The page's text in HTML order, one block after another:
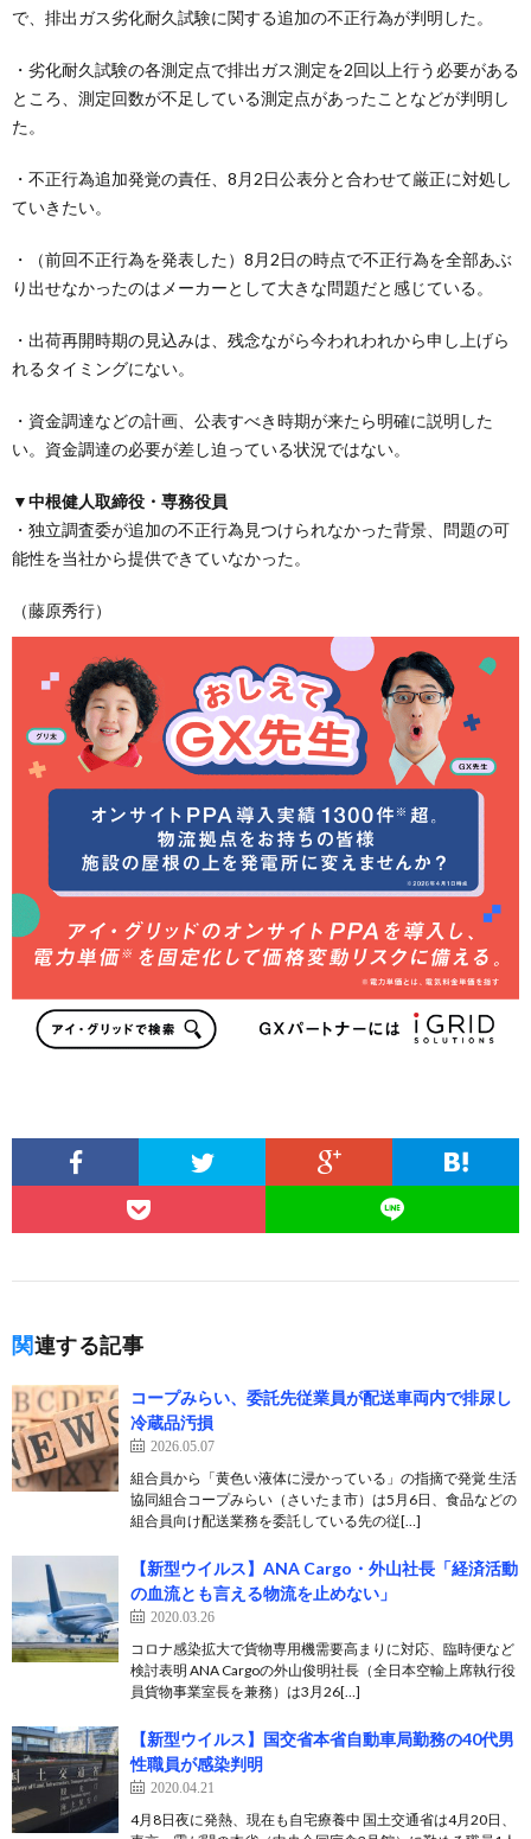
で、排出ガス劣化耐久試験に関する追加の不正行為が判明した。
・劣化耐久試験の各測定点で排出ガス測定を2回以上行う必要がある
ところ、測定回数が不足している測定点があったことなどが判明し
た。
・不正行為追加発覚の責任、8月2日公表分と合わせて厳正に対処し
ていきたい。
・（前回不正行為を発表した）8月2日の時点で不正行為を全部あぶ
り出せなかったのはメーカーとして大きな問題だと感じている。
・出荷再開時期の見込みは、残念ながら今われわれから申し上げら
れるタイミングにない。
・資金調達などの計画、公表すべき時期が来たら明確に説明した
い。資金調達の必要が差し迫っている状況ではない。
▼中根健人取締役・専務役員
・独立調査委が追加の不正行為見つけられなかった背景、問題の可
能性を当社から提供できていなかった。
（藤原秀行）
関連する記事
コープみらい、委託先従業員が配送車両内で排尿し
冷蔵品汚損
2026.05.07
組合員から「黄色い液体に浸かっている」の指摘で発覚 生活
協同組合コープみらい（さいたま市）は5月6日、食品などの
組合員向け配送業務を委託している先の従[…]
【新型ウイルス】ANA Cargo・外山社長「経済活動
の血流とも言える物流を止めない」
2020.03.26
コロナ感染拡大で貨物専用機需要高まりに対応、臨時便など
検討表明 ANA Cargoの外山俊明社長（全日本空輸上席執行役
員貨物事業室長を兼務）は3月26[…]
【新型ウイルス】国交省本省自動車局勤務の40代男
性職員が感染判明
2020.04.21
4月8日夜に発熱、現在も自宅療養中 国土交通省は4月20日、